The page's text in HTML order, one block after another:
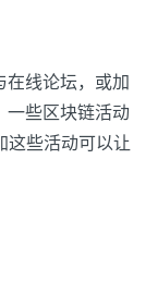
在线论坛，或加
一些区块链活动
这些活动可以让